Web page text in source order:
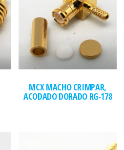
MCX MACHO CRIMPAR,
ACODADO DORADO RG-178